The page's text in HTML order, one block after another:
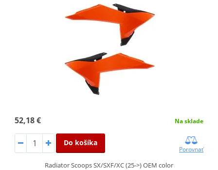
52,18 € Na sklade
Do košíka
Porovnať
Radiator Scoops SX/SXF/XC (25->) OEM color